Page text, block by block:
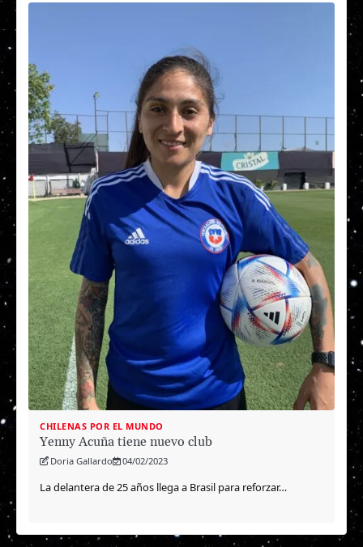
CHILENAS POR EL MUNDO
Yenny Acuña tiene nuevo club
Doria Gallardo 04/02/2023
La delantera de 25 años llega a Brasil para reforzar…